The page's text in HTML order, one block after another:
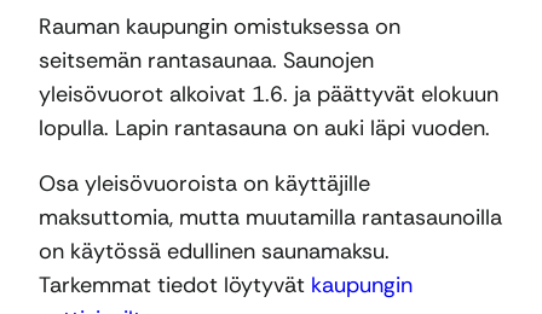
Rauman kaupungin omistuksessa on
seitsemän rantasaunaa. Saunojen
yleisövuorot alkoivat 1.6. ja päättyvät elokuun
lopulla. Lapin rantasauna on auki läpi vuoden.
Osa yleisövuoroista on käyttäjille
maksuttomia, mutta muutamilla rantasaunoilla
on käytössä edullinen saunamaksu.
Tarkemmat tiedot löytyvät kaupungin